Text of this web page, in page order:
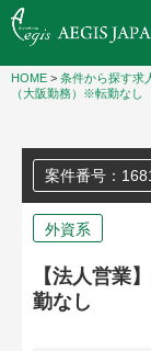
HOME > 条件から探す求
（大阪勤務）※転勤なし
案件番号：
外資系
【法⼈営業
勤なし